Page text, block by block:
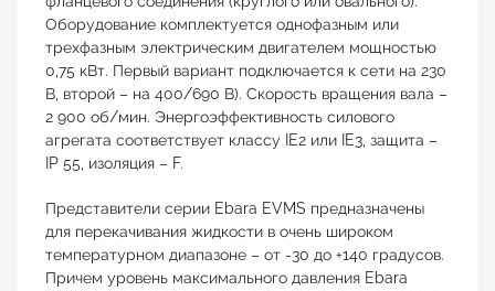
Оборудование комплектуется однофазным или
трехфазным электрическим двигателем мощностью
0,75 кВт. Первый вариант подключается к сети на 230
В, второй – на 400/690 В). Скорость вращения вала –
2 900 об/мин. Энергоэффективность силового
агрегата соответствует классу IE2 или IE3, защита –
IP 55, изоляция – F.
Представители серии Ebara EVMS предназначены
для перекачивания жидкости в очень широком
температурном диапазоне – от -30 до +140 градусов.
Причем уровень максимального давления Ebara